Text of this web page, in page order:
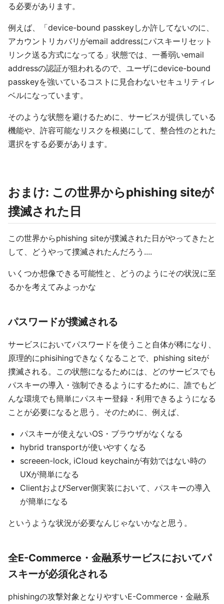
る必要があります。
例えば、「device-bound passkeyしか許してないのに、
アカウントリカバリがemail addressにパスキーリセット
リンク送る方式になってる」状態では、一番弱いemail
addressの認証が狙われるので、ユーザにdevice-bound
passkeyを強いているコストに見合わないセキュリティレ
ベルになっています。
そのような状態を避けるために、サービスが提供している
機能や、許容可能なリスクを根拠にして、整合性のとれた
選択をする必要があります。
おまけ: この世界からphishing siteが
撲滅された日
この世界からphishing siteが撲滅された日がやってきたと
して、どうやって撲滅されたんだろう....
いくつか想像できる可能性と、どうのようにその状況に至
るかを考えてみよっかな
パスワードが撲滅される
サービスにおいてパスワードを使うこと自体が稀になり、
原理的にphisihingできなくなることで、phishing siteが
撲滅される。この状態になるためには、どのサービスでも
パスキーの導入・強制できるようにするために、誰でもど
んな環境でも簡単にパスキー登録・利用できるようになる
ことが必要になると思う。そのために、例えば、
パスキーが使えないOS・ブラウザがなくなる
hybrid transportが使いやすくなる
screeen-lock, iCloud keychainが有効ではない時の
UXが簡単になる
ClientおよびServer側実装において、パスキーの導入
が簡単になる
というような状況が必要なんじゃないかなと思う。
全E-Commerce・金融系サービスにおいてパ
スキーが必須化される
phishingの攻撃対象となりやすいE-Commerce・金融系